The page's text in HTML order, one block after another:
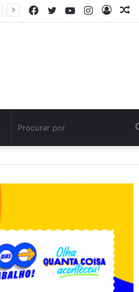
Entrar
Instagram
YouTube
Twitter
Facebook
Switch
skin